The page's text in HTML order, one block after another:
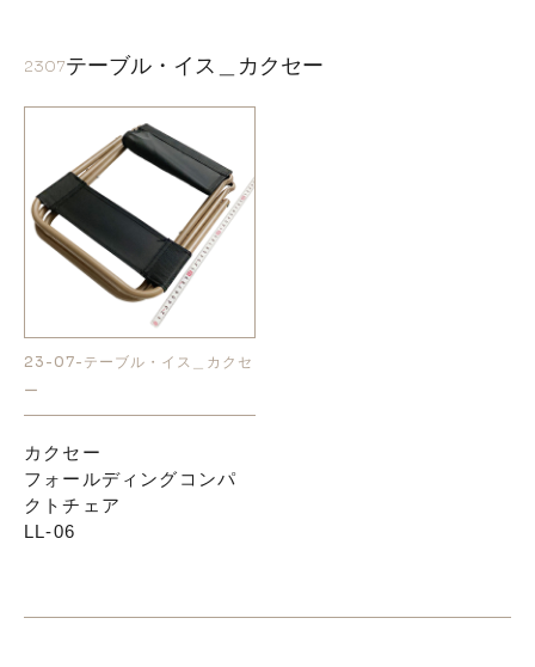
2307テーブル・イス＿カクセー
23-07-テーブル・イス＿カクセ
ー
カクセー
フォールディングコンパ
クトチェア
LL-06